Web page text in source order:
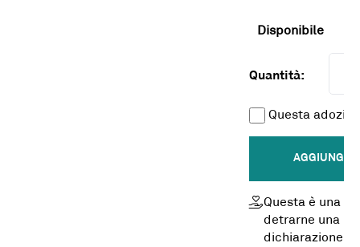
Disponibile
Quantità:
Questa
AGGIUNGI
Questa è una
detrarne una
dichiarazione